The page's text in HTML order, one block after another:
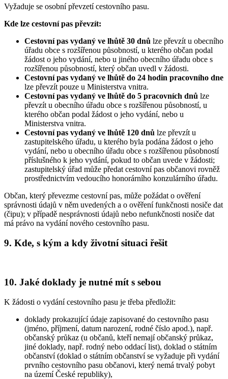
Vyžaduje se osobní převzetí cestovního pasu.
Kde lze cestovní pas převzít:
Cestovní pas vydaný ve lhůtě 30 dnů lze převzít u obecního
úřadu obce s rozšířenou působností, u kterého občan podal
žádost o jeho vydání, nebo u jiného obecního úřadu obce s
rozšířenou působností, který občan uvedl v žádosti.
Cestovní pas vydaný ve lhůtě do 24 hodin pracovního dne
lze převzít pouze u Ministerstva vnitra.
Cestovní pas vydaný ve lhůtě do 5 pracovních dnů lze
převzít u obecního úřadu obce s rozšířenou působností, u
kterého občan podal žádost o jeho vydání, nebo u
Ministerstva vnitra.
Cestovní pas vydaný ve lhůtě 120 dnů lze převzít u
zastupitelského úřadu, u kterého byla podána žádost o jeho
vydání, nebo u obecního úřadu obce s rozšířenou působností
příslušného k jeho vydání, pokud to občan uvede v žádosti;
zastupitelský úřad může předat cestovní pas občanovi rovněž
prostřednictvím vedoucího honorárního konzulárního úřadu.
Občan, který převezme cestovní pas, může požádat o ověření
správnosti údajů v něm uvedených a o ověření funkčnosti nosiče dat
(čipu); v případě nesprávnosti údajů nebo nefunkčnosti nosiče dat
má právo na vydání nového cestovního pasu.
9. Kde, s kým a kdy životní situaci řešit
10. Jaké doklady je nutné mít s sebou
K žádosti o vydání cestovního pasu je třeba předložit:
doklady prokazující údaje zapisované do cestovního pasu
(jméno, příjmení, datum narození, rodné číslo apod.), např.
občanský průkaz (u občanů, kteří nemají občanský průkaz,
jiné doklady, např. rodný nebo oddací list), doklad o státním
občanství (doklad o státním občanství se vyžaduje při vydání
prvního cestovního pasu občanovi, který nemá trvalý pobyt
na území České republiky),